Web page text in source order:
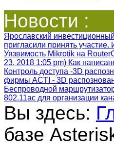
Новости :
Ярославский
пригласили принять
Уязвимость Mikrotik на
23, 2018 1:05 pm) Как
Контроль доступа -3D
фирмы ACTI - 3D
Беспроводной
802.11ac для организации
Вы здесь:
базе